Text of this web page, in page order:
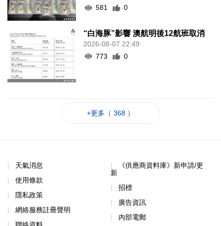
581
0
“白海豚”影響 澳航明後12航班取消
2026-08-07 22:49
773
0
+更多（ 368 ）
天氣消息
使用條款
隱私政策
網絡服務註冊聲明
《供應商資料庫》新申請/更
新
招標
廣告資訊
內部電郵